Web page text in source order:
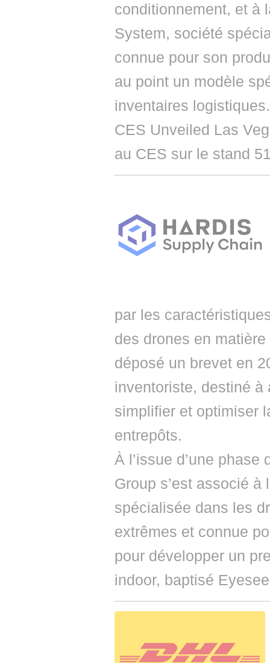
conditionnement, et à
System, société
connue pour son
au point un modèle
inventaires
CES Unveiled Las
au CES sur le stand
par les
des drones en
déposé un brevet en
inventoriste, destiné
simplifier et optimiser
entrepôts.
À l’issue d’une
Group s’est associé
spécialisée dans les
extrêmes et connue
pour développer un
indoor, baptisé